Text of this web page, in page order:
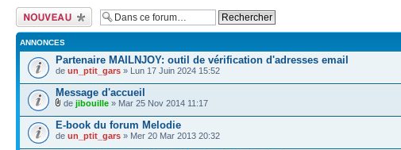
Ecrire un nouveau
sujet
ANNONCES
Partenaire MAILNJOY: outil de vérification d'adresses email
de un_ptit_gars » Lun 17 Juin 2024 15:52
Message d'accueil
de jibouille » Mar 25 Nov 2014 11:17
E-book du forum Melodie
de un_ptit_gars » Mer 20 Mar 2013 20:32